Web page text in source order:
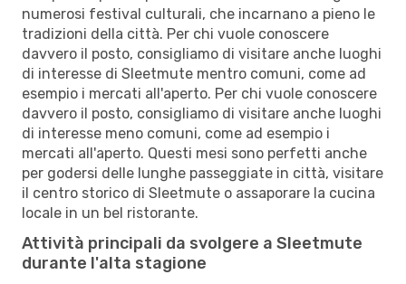
numerosi festival culturali, che incarnano a pieno le
tradizioni della città. Per chi vuole conoscere
davvero il posto, consigliamo di visitare anche luoghi
di interesse di Sleetmute mentro comuni, come ad
esempio i mercati all'aperto. Per chi vuole conoscere
davvero il posto, consigliamo di visitare anche luoghi
di interesse meno comuni, come ad esempio i
mercati all'aperto. Questi mesi sono perfetti anche
per godersi delle lunghe passeggiate in città, visitare
il centro storico di Sleetmute o assaporare la cucina
locale in un bel ristorante.
Attività principali da svolgere a Sleetmute
durante l'alta stagione